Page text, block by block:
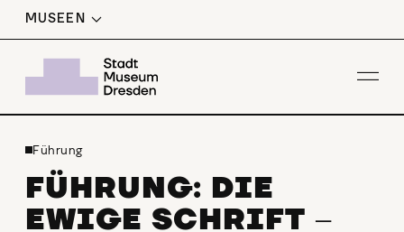
MUSEEN
Führung
FÜHRUNG: DIE
EWIGE SCHRIFT –